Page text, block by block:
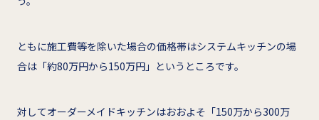
ともに施工費等を除いた場合の価格帯はシステムキッチンの場
合は「約80万円から150万円」というところです。
対してオーダーメイドキッチンはおおよそ「150万から300万